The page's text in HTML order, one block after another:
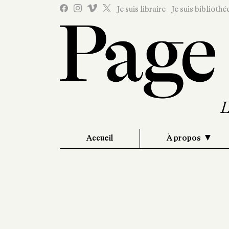
Je suis libraire Je suis
Accueil À propos